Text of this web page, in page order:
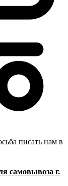
писать нам в
самовывоза г.